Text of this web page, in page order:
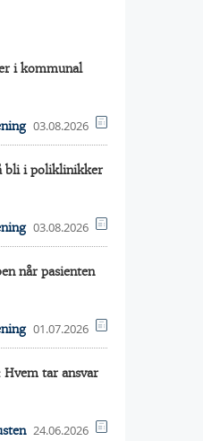
i kommunal
03.08.2026
bli i poliklinikker
03.08.2026
når pasienten
01.07.2026
Hvem tar ansvar
24.06.2026